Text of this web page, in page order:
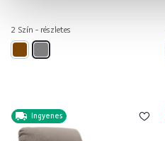
2 Szín - részletes
Ingyenes